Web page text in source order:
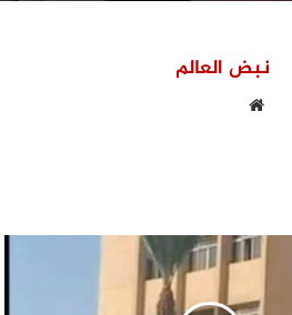
نبض العالم